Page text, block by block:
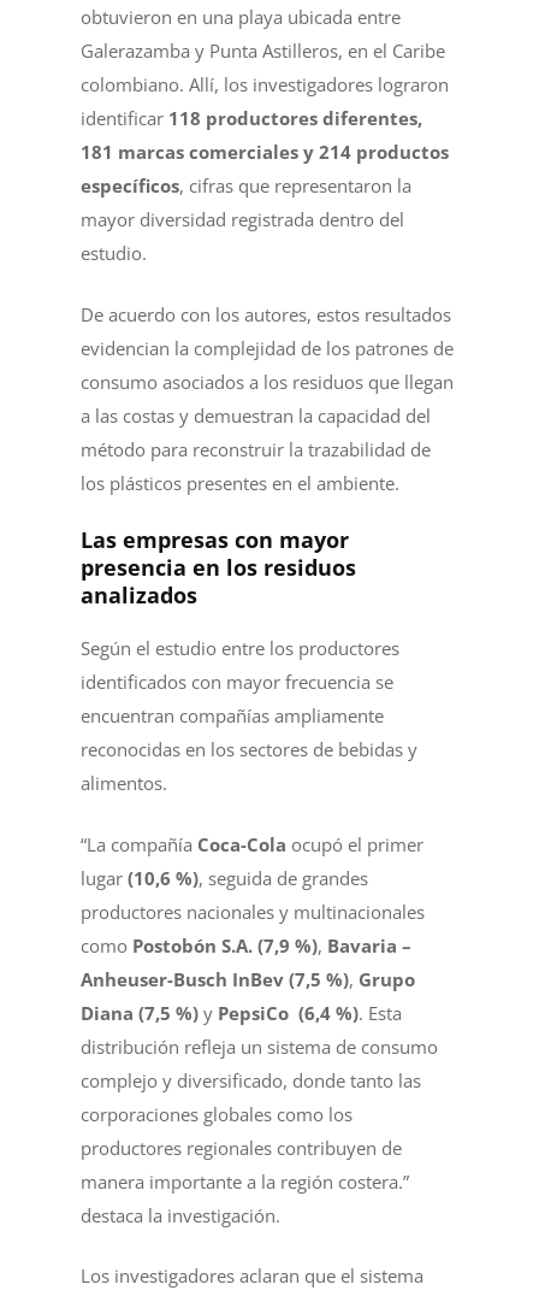
obtuvieron en una playa ubicada entre
Galerazamba y Punta Astilleros, en el Caribe
colombiano. Allí, los investigadores lograron
identificar 118 productores diferentes,
181 marcas comerciales y 214 productos
específicos, cifras que representaron la
mayor diversidad registrada dentro del
estudio.
De acuerdo con los autores, estos resultados
evidencian la complejidad de los patrones de
consumo asociados a los residuos que llegan
a las costas y demuestran la capacidad del
método para reconstruir la trazabilidad de
los plásticos presentes en el ambiente.
Las empresas con mayor
presencia en los residuos
analizados
Según el estudio entre los productores
identificados con mayor frecuencia se
encuentran compañías ampliamente
reconocidas en los sectores de bebidas y
alimentos.
“La compañía Coca-Cola ocupó el primer
lugar (10,6 %), seguida de grandes
productores nacionales y multinacionales
como Postobón S.A. (7,9 %), Bavaria –
Anheuser-Busch InBev (7,5 %), Grupo
Diana (7,5 %) y PepsiCo (6,4 %). Esta
distribución refleja un sistema de consumo
complejo y diversificado, donde tanto las
corporaciones globales como los
productores regionales contribuyen de
manera importante a la región costera.”
destaca la investigación.
Los investigadores aclaran que el sistema